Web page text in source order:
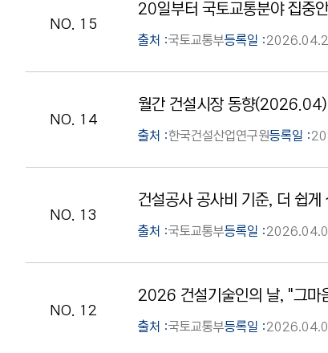
NO. 15
20일부터 국토교통분야 집중
출처 :국토교통부등록일 :
NO. 14
월간 건설시장 동향(2026.04)
출처 :한국건설산업연구원등록일 :
NO. 13
건설공사 공사비 기준, 더 쉽게
출처 :국토교통부등록일 :
NO. 12
2026 건설기술인의 날, "그마
출처 :국토교통부등록일 :